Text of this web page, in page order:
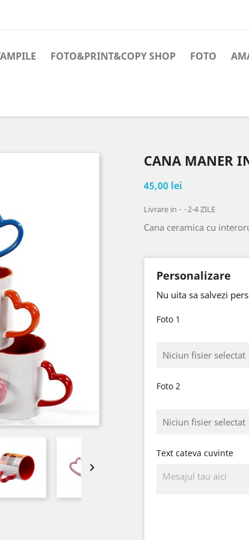
FOTO&PRINT&COPY SHOP FOTO

CANA MANER
45,00 lei
Livrare in - 2-4 ZILE
Cana ceramica cu
Personalizare
Nu uita sa salvezi
Foto 1
Niciun fisier selectat
Foto 2
Niciun fisier selectat
Text cateva cuvinte